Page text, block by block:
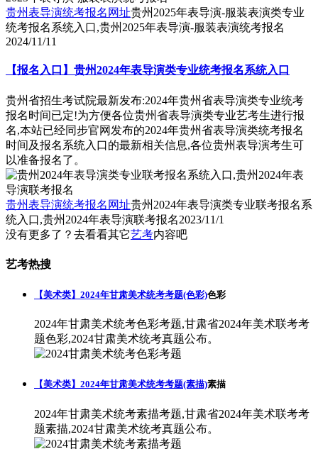
贵州表导演统考报名网址贵州2025年表导演-服装表演类专业
统考报名系统入口,贵州2025年表导演-服装表演统考报名
2024/11/11
【报名入口】贵州2024年表导演类专业统考报名系统入口
贵州省招生考试院最新发布:2024年贵州省表导演类专业统考
报名时间已定!为方便各位贵州省表导演类专业艺考生进行报
名,本站已经同步官网发布的2024年贵州省表导演类统考报名
时间及报名系统入口的最新相关信息,各位贵州表导演考生可
以准备报名了。
贵州表导演统考报名网址贵州2024年表导演类专业联考报名系
统入口,贵州2024年表导演联考报名2023/11/1
没有更多了？去看看其它艺考内容吧
艺考热搜
【美术类】2024年甘肃美术统考考题(色彩)色彩
2024年甘肃美术统考色彩考题,甘肃省2024年美术联考考
题色彩,2024甘肃美术统考真题公布。
【美术类】2024年甘肃美术统考考题(素描)素描
2024年甘肃美术统考素描考题,甘肃省2024年美术联考考
题素描,2024甘肃美术统考真题公布。